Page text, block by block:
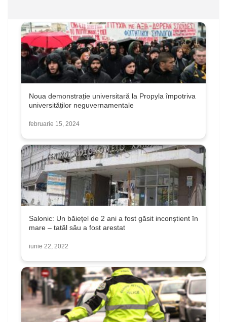
Noua demonstrație universitară la Propyla împotriva
universităților neguvernamentale
februarie 15, 2024
Salonic: Un băiețel de 2 ani a fost găsit inconștient în
mare – tatăl său a fost arestat
iunie 22, 2022